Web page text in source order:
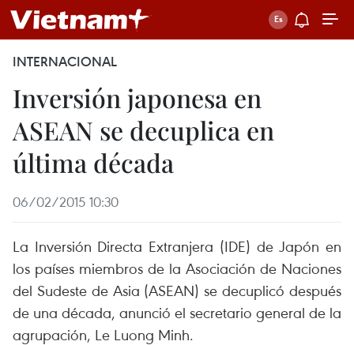
INTERNACIONAL
Inversión japonesa en
ASEAN se decuplica en
última década
06/02/2015 10:30
La Inversión Directa Extranjera (IDE) de Japón en
los países miembros de la Asociación de Naciones
del Sudeste de Asia (ASEAN) se decuplicó después
de una década, anunció el secretario general de la
agrupación, Le Luong Minh.